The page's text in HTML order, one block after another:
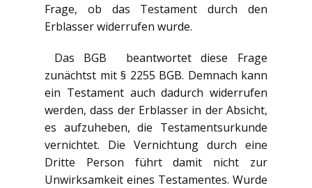
Frage, ob das Testament durch den
Erblasser widerrufen wurde.
Das BGB beantwortet diese Frage
zunächtst mit § 2255 BGB. Demnach kann
ein Testament auch dadurch widerrufen
werden, dass der Erblasser in der Absicht,
es aufzuheben, die Testamentsurkunde
vernichtet. Die Vernichtung durch eine
Dritte Person führt damit nicht zur
Unwirksamkeit eines Testamentes. Wurde